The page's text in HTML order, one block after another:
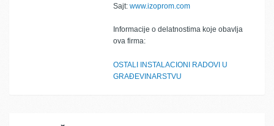
Sajt: www.izoprom.com
Informacije o delatnostima koje obavlja
ova firma:
OSTALI INSTALACIONI RADOVI U
GRAĐEVINARSTVU